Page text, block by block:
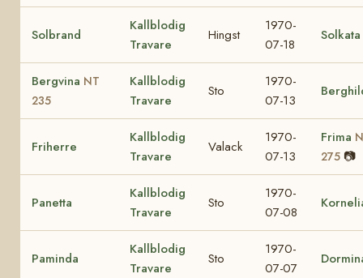
Solbrand
Kallblodig
Travare
Hingst
1970-
07-18
Solkata
Bergvina NT
235
Kallblodig
Travare
Sto
1970-
07-13
Friherre
Kallblodig
Travare
Valack
1970-
07-13
Frima
275 📷
Panetta
Kallblodig
Travare
Sto
1970-
07-08
Paminda
Kallblodig
Travare
Sto
1970-
07-07